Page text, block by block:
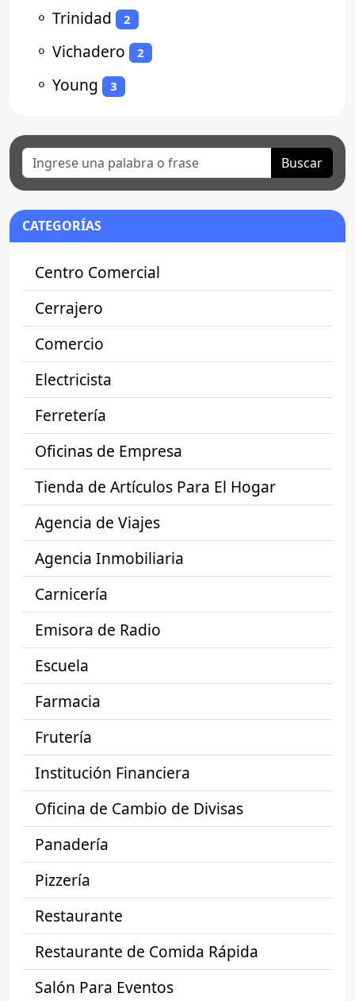
⚬ Trinidad 2
⚬ Vichadero 2
⚬ Young 3
Buscar
CATEGORÍAS
Centro Comercial
Cerrajero
Comercio
Electricista
Ferretería
Oficinas de Empresa
Tienda de Artículos Para El Hogar
Agencia de Viajes
Agencia Inmobiliaria
Carnicería
Emisora de Radio
Escuela
Farmacia
Frutería
Institución Financiera
Oficina de Cambio de Divisas
Panadería
Pizzería
Restaurante
Restaurante de Comida Rápida
Salón Para Eventos